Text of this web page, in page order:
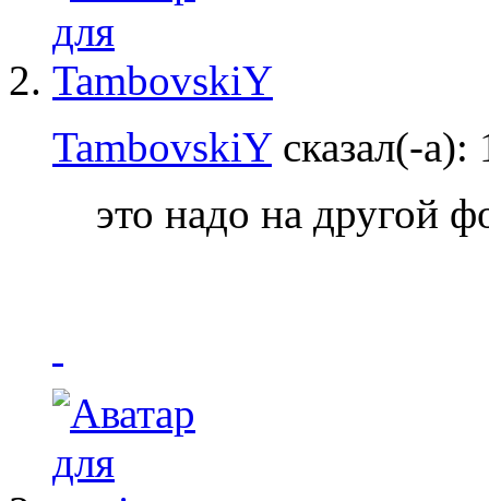
TambovskiYсказал(-а):
это надо на другой